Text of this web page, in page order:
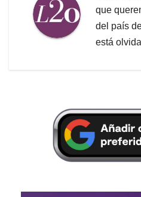
que
del país
está